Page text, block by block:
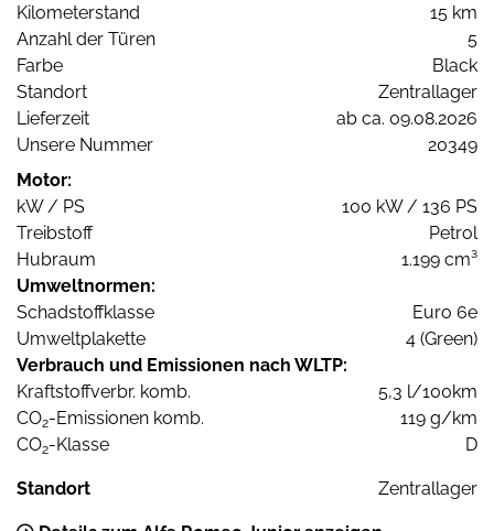
Kilometerstand
15 km
Anzahl der Türen
5
Farbe
Black
Standort
Zentrallager
Lieferzeit
ab ca. 09.08.2026
Unsere Nummer
20349
Motor:
kW / PS
100 kW / 136 PS
Treibstoff
Petrol
Hubraum
1.199 cm³
Umweltnormen:
Schadstoffklasse
Euro 6e
Umweltplakette
4 (Green)
Verbrauch und Emissionen nach WLTP:
Kraftstoffverbr. komb.
5,3 l/100km
CO2-Emissionen komb.
119 g/km
CO2-Klasse D
Standort Zentrallager